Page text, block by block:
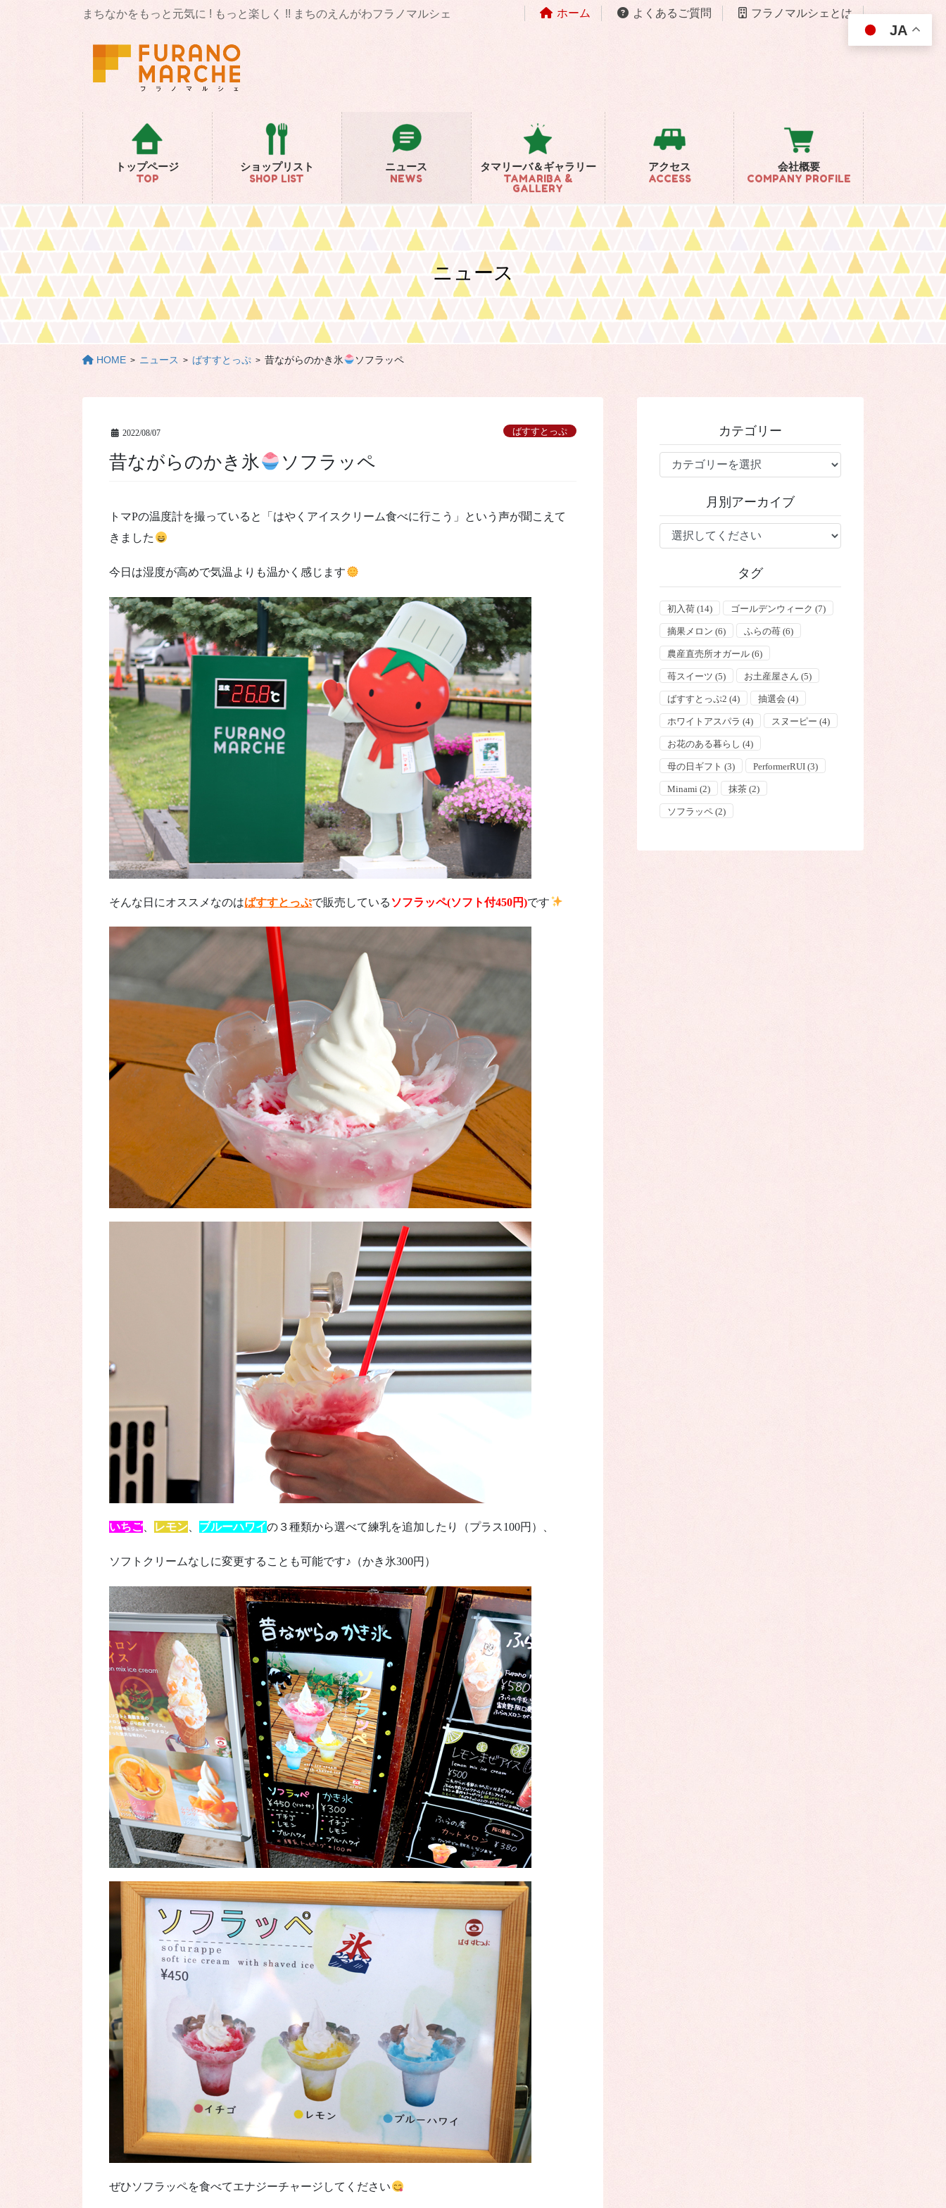
まちなかをもっと元気に ! もっと楽しく !! まちのえんがわフラノマルシェ ホーム よくあるご質問 フラノマルシェとは
トップページ
TOP
ショップリスト
SHOP LIST
ニュース
NEWS
タマリーバ＆ギャラリー
TAMARIBA &
GALLERY
アクセス
ACCESS
会社概要
COMPANY PROFILE
ニュース
HOME ニュース ばすすとっぷ 昔ながらのかき氷 ソフラッペ
2022/08/07 ばすすとっぷ
昔ながらのかき氷 ソフラッペ
トマPの温度計を撮っていると「はやくアイスクリーム食べに行こう」という声が聞こえて
きました
今日は湿度が高めで気温よりも温かく感じます
そんな日にオススメなのはばすすとっぷで販売している ソフラッペ(ソフト付450円)です
いちご レモン ブルーハワイの３種類から選べて練乳を追加したり（プラス100円）、
ソフトクリームなしに変更することも可能です♪（かき氷300円）
ぜひソフラッペを食べてエナジーチャージしてください
カテゴリー
テ
ー
月別アーカイブ
タグ
初入荷 (14) ゴールデンウィーク (7)
摘果メロン (6) ふらの苺 (6)
農産直売所オガール (6)
苺スイーツ (5) お土産屋さん (5)
ばすすとっぷ2 (4) 抽選会 (4)
ホワイトアスパラ (4) スヌーピー (4)
お花のある暮らし (4)
母の日ギフト (3) PerformerRUI (3)
Minami (2) 抹茶 (2)
ソフラッペ (2)
JA